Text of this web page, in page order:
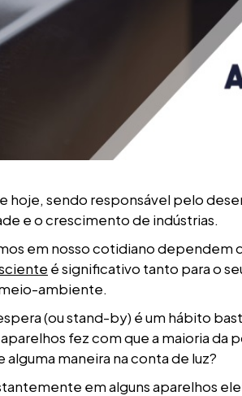
hoje, sendo responsável pelo
e o crescimento de indústrias.
em nosso cotidiano dependem
é significativo tanto para o
ambiente.
(ou stand-by) é um hábito
fez com que a maioria da
maneira na conta de luz?
em alguns aparelhos